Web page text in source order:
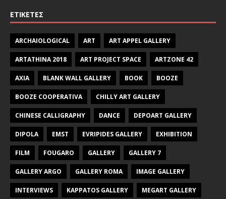
ΕΤΙΚΈΤΕΣ
ARCHAIOLOGICAL ART ART APPEL GALLERY
ARTATHINA 2018 ART PROJECT SPACE ARTZONE 42
AXIA BLANK WALL GALLERY BOOK BOOZE
BOOZE COOPERATIVA CHILLY ART GALLERY
CHINESE CALLIGRAPHY DANCE DEPOART GALLERY
DIPOLA EMST EVRIPIDES GALLERY EXHIBITION
FILM FOUGARO GALLERY GALLERY 7
GALLERY ARGO GALLERY ROMA IMAGE GALLERY
INTERVIEWS KAPPATOS GALLERY MEGART GALLERY